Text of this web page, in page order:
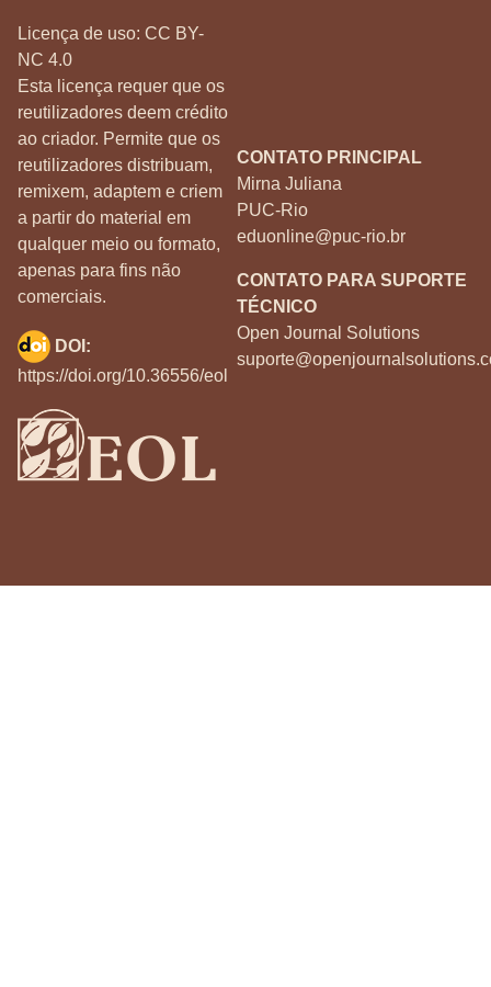
Licença de uso: CC BY-
NC 4.0
Esta licença requer que os
reutilizadores deem crédito
ao criador. Permite que os
reutilizadores distribuam,
remixem, adaptem e criem
a partir do material em
qualquer meio ou formato,
apenas para fins não
comerciais.
CONTATO PRINCIPAL
Mirna Juliana
PUC-Rio
eduonline@puc-rio.br
CONTATO PARA SUPORTE
TÉCNICO
Open Journal Solutions
DOI:
https://doi.org/10.36556/eol